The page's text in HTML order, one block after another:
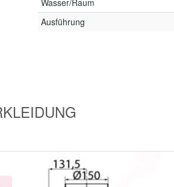
Wasser/Raum
Ausführung